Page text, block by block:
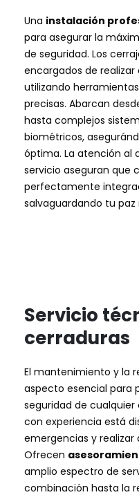
Una instalación
para asegurar la
de seguridad. Los
encargados de
utilizando
precisas. Abarcan
hasta complejos
biométricos,
óptima. La atención al
servicio aseguran que
perfectamente
salvaguardando tu paz
Servicio
cerraduras
El mantenimiento y la
aspecto esencial para
seguridad de
con experiencia está
emergencias y realizar
Ofrecen
amplio espectro de
combinación hasta la